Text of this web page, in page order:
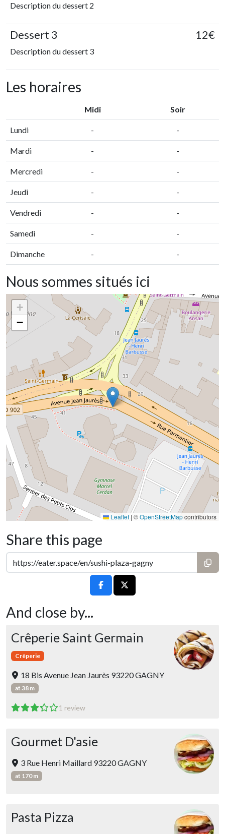
Description du dessert 2
Dessert 3
Description du dessert 3
12€
Les horaires
Midi Soir
Lundi - -
Mardi - -
Mercredi - -
Jeudi - -
Vendredi - -
Samedi - -
Dimanche - -
Nous sommes situés ici
+
−
Leaflet | ©OpenStreetMapcontributors
Share this page
And close by...
Crêperie Saint Germain
Crêperie
18 Bis Avenue Jean Jaurès 93220 GAGNY
at 38 m
1 review
Gourmet D'asie
3 Rue Henri Maillard 93220 GAGNY
at 170 m
Pasta Pizza